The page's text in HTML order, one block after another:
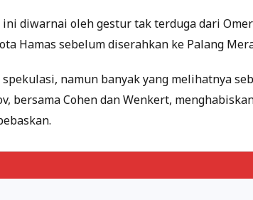
diwarnai oleh gestur tak terduga dari
Hamas sebelum diserahkan ke Palang
namun banyak yang melihatnya
bersama Cohen dan Wenkert,